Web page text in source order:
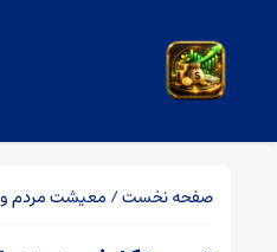
صفحه نخست/ معیشت مردم